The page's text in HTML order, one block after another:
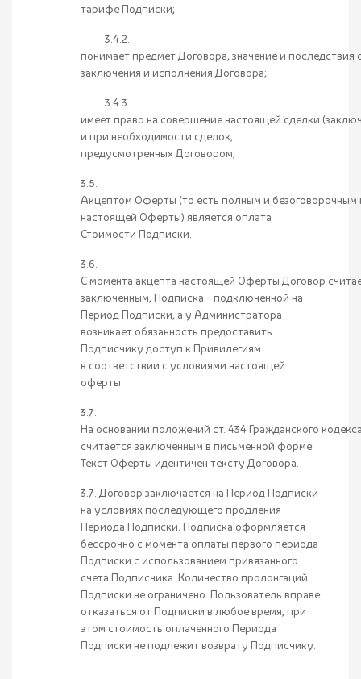
тарифе Подписки;
3.4.2.
понимает предмет Договора, значение и
заключения и исполнения Договора;
3.4.3.
имеет право на совершение настоящей сделки
и при необходимости сделок,
предусмотренных Договором;
3.5.
Акцептом Оферты (то есть полным и безоговорочным
настоящей Оферты) является оплата
Стоимости Подписки.
3.6.
С момента акцепта настоящей Оферты Договор
заключенным, Подписка – подключенной на
Период Подписки, а у Администратора
возникает обязанность предоставить
Подписчику доступ к Привилегиям
в соответствии с условиями настоящей
оферты.
3.7.
На основании положений ст. 434 Гражданского
считается заключенным в письменной форме.
Текст Оферты идентичен тексту Договора.
3.7. Договор заключается на Период Подписки
на условиях последующего продления
Периода Подписки. Подписка оформляется
бессрочно с момента оплаты первого периода
Подписки с использованием привязанного
счета Подписчика. Количество пролонгаций
Подписки не ограничено. Пользователь вправе
отказаться от Подписки в любое время, при
этом стоимость оплаченного Периода
Подписки не подлежит возврату Подписчику.